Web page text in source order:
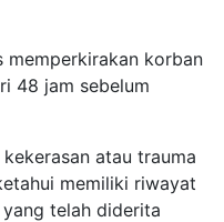
memperkirakan korban
48 jam sebelum
atau trauma
memiliki riwayat
telah diderita